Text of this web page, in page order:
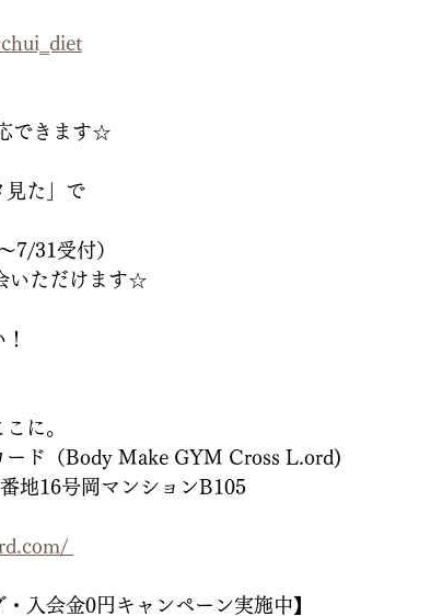
できます☆
見た」で
7/31受付）
いただけます☆
に。
ード（Body Make GYM Cross L.ord)
地16号岡マンションB105
入会金0円キャンペーン実施中】